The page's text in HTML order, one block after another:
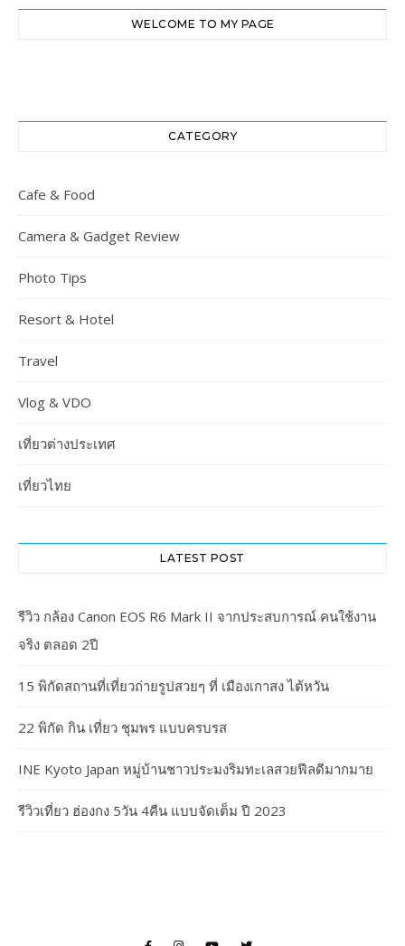
WELCOME TO MY PAGE
CATEGORY
Cafe & Food
Camera & Gadget Review
Photo Tips
Resort & Hotel
Travel
Vlog & VDO
เที่ยวต่างประเทศ
เที่ยวไทย
LATEST POST
รีวิว กล้อง Canon EOS R6 Mark II จากประสบการณ์ คนใช้งาน
จริง ตลอด 2ปี
15 พิกัดสถานที่เที่ยวถ่ายรูปสวยๆ ที่ เมืองเกาสง ไต้หวัน
22 พิกัด กิน เที่ยว ชุมพร แบบครบรส
INE Kyoto Japan หมู่บ้านชาวประมงริมทะเลสวยฟีลดีมากมาย
รีวิวเที่ยว ฮ่องกง 5วัน 4คืน แบบจัดเต็ม ปี 2023